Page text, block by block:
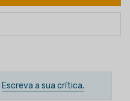
Escreva a sua crítica.